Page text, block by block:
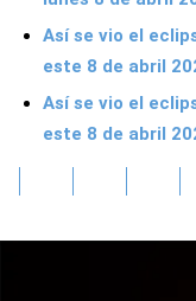
Así se vio el
este 8 de abril
Así se vio el
este 8 de abril